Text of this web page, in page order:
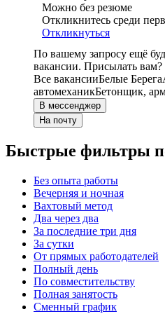
Можно без резюме
Откликнитесь среди
Откликнуться
По вашему запросу ещё
вакансии. Присылать вам?
Все вакансииБелые Берега
автомеханикБетонщик,
В мессенджер
На почту
Быстрые фильтры
Без опыта работы
Вечерняя и ночная
Вахтовый метод
Два через два
За последние три дня
За сутки
От прямых работодателей
Полный день
По совместительству
Полная занятость
Сменный график